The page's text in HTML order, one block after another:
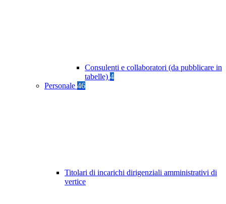
Consulenti e collaboratori (da pubblicare in
tabelle) 4
Personale 46
Titolari di incarichi dirigenziali amministrativi di
vertice